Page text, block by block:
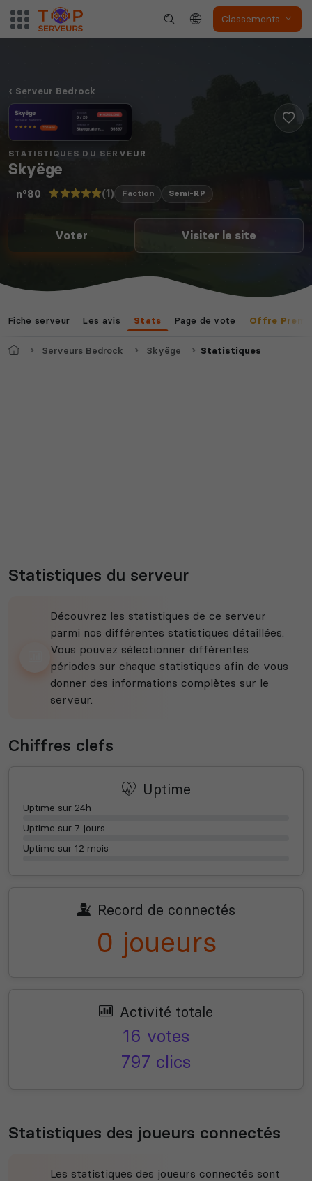
Classements
Serveur Bedrock
STATISTIQUES DU SERVEUR
Skyëge
n°80 (1) Faction Semi-RP
Voter Visiter le site
Fiche serveur Les avis Stats Page de vote Offre
AccueilServeurs Bedrock Skyëge Statistiques
Statistiques du serveur
Découvrez les statistiques de ce serveur
parmi nos différentes statistiques détaillées.
Vous pouvez sélectionner différentes
périodes sur chaque statistiques afin de vous
donner des informations complètes sur le
serveur.
Chiffres clefs
Uptime
Uptime sur 24h
Uptime sur 7 jours
Uptime sur 12 mois
Record de connectés
0 joueurs
Activité totale
16 votes
797 clics
Statistiques des joueurs connectés
Les statistiques des joueurs connectés sont